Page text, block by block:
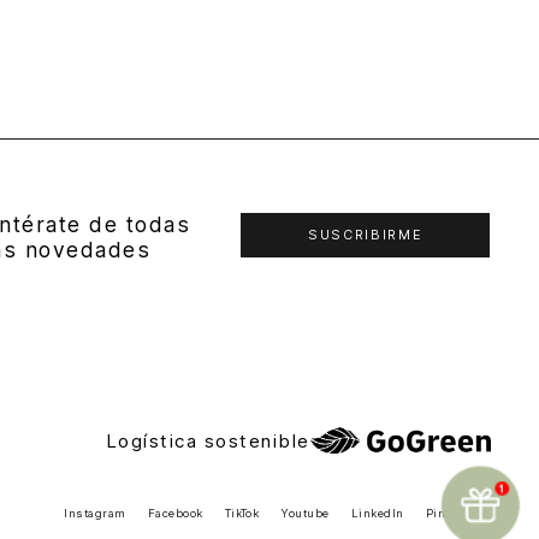
de todas
novedades
SUSCRIBIRME
Logística sostenible
Instagram Facebook TikTok Youtube LinkedIn Pinterest